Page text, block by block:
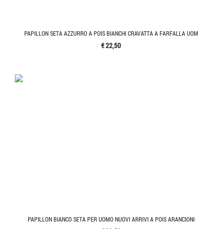
PAPILLON SETA AZZURRO A POIS BIANCHI CRAVATTA A FARFALLA UOM
€ 22,50
PAPILLON BIANCO SETA PER UOMO NUOVI ARRIVI A POIS ARANCIONI